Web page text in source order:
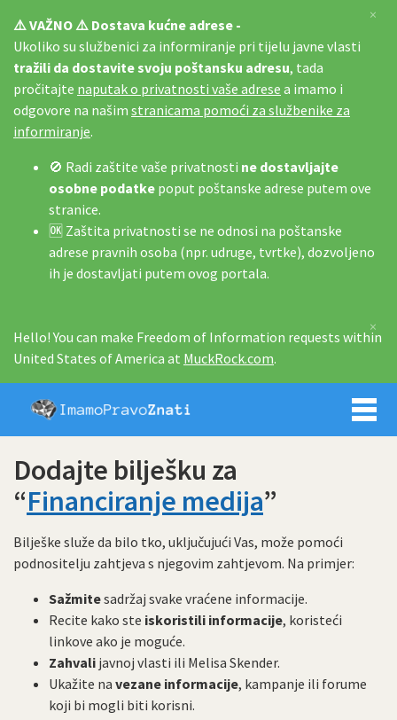
⚠️ VAŽNO ⚠️ Dostava kućne adrese -
Ukoliko su službenici za informiranje pri tijelu javne vlasti
tražili da dostavite svoju poštansku adresu, tada
pročitajte naputak o privatnosti vaše adrese a imamo i
odgovore na našim stranicama pomoći za službenike za
informiranje.
🚫 Radi zaštite vaše privatnosti ne dostavljajte
osobne podatke poput poštanske adrese putem ove
stranice.
🆗 Zaštita privatnosti se ne odnosi na poštanske
adrese pravnih osoba (npr. udruge, tvrtke), dozvoljeno
ih je dostavljati putem ovog portala.
×
Hello! You can make Freedom of Information requests within
United States of America at MuckRock.com.
×
Imamo
Dodajte bilješku za
“Financiranje medija”
Bilješke služe da bilo tko, uključujući Vas, može pomoći
podnositelju zahtjeva s njegovim zahtjevom. Na primjer:
Sažmitesadržaj svake vraćene informacije.
Recite kako ste iskoristili informacije, koristeći
linkove ako je moguće.
Zahvali javnoj vlasti ili Melisa Skender.
Ukažite na vezane informacije, kampanje ili forume
koji bi mogli biti korisni.